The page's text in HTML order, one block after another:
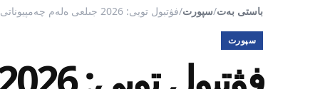
باستى بەت/سپورت/فۋتبول تويى: 2026 جىلعى ەلەم چەمپيوناتى باستال...
سپورت